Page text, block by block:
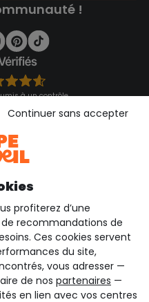
!
à un contrôle
CGU
profiterez d’une
recommandations de
Ces cookies servent
du site,
vous adresser —
de nos partenaires —
en lien avec vos centres
Continuer sans accepter